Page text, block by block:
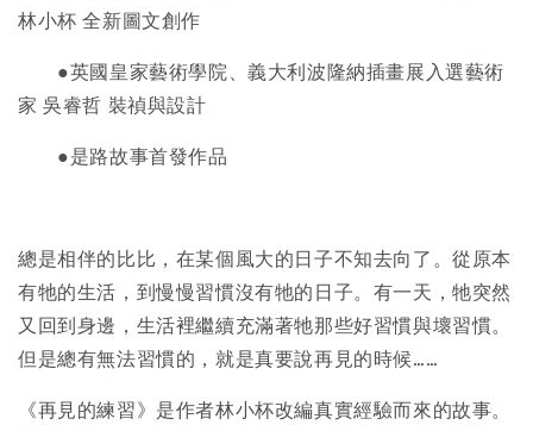
林小杯 全新圖文創作
●英國皇家藝術學院、義大利波隆納插畫展入選藝術
家 吳睿哲 裝禎與設計
●是路故事首發作品
總是相伴的比比，在某個風大的日子不知去向了。從原本
有牠的生活，到慢慢習慣沒有牠的日子。有一天，牠突然
又回到身邊，生活裡繼續充滿著牠那些好習慣與壞習慣。
但是總有無法習慣的，就是真要說再見的時候……
《再見的練習》是作者林小杯改編真實經驗而來的故事。